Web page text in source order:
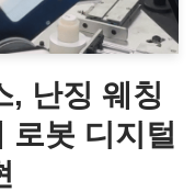
, 난징 웨칭
로봇 디지털